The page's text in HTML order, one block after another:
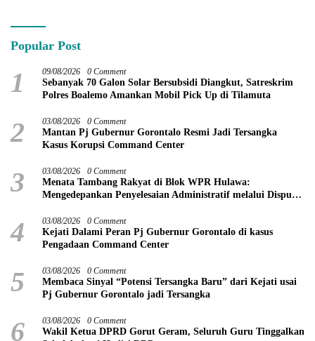
Popular Post
1 09/08/2026 0 Comment
Sebanyak 70 Galon Solar Bersubsidi Diangkut, Satreskrim
Polres Boalemo Amankan Mobil Pick Up di Tilamuta
2 03/08/2026 0 Comment
Mantan Pj Gubernur Gorontalo Resmi Jadi Tersangka
Kasus Korupsi Command Center
3 03/08/2026 0 Comment
Menata Tambang Rakyat di Blok WPR Hulawa:
Mengedepankan Penyelesaian Administratif melalui Dispute
4 03/08/2026 0 Comment
Kejati Dalami Peran Pj Gubernur Gorontalo di kasus
Pengadaan Command Center
5 03/08/2026 0 Comment
Membaca Sinyal “Potensi Tersangka Baru” dari Kejati usai
Pj Gubernur Gorontalo jadi Tersangka
6 03/08/2026 0 Comment
Wakil Ketua DPRD Gorut Geram, Seluruh Guru Tinggalkan